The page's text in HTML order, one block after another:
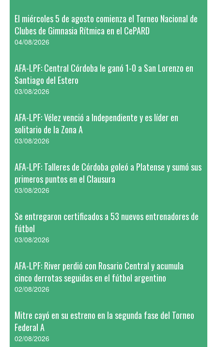
El miércoles 5 de agosto comienza el Torneo Nacional de
Clubes de Gimnasia Rítmica en el CePARD
04/08/2026
AFA-LPF: Central Córdoba le ganó 1-0 a San Lorenzo en
Santiago del Estero
03/08/2026
AFA-LPF: Vélez venció a Independiente y es líder en
solitario de la Zona A
03/08/2026
AFA-LPF: Talleres de Córdoba goleó a Platense y sumó sus
primeros puntos en el Clausura
03/08/2026
Se entregaron certificados a 53 nuevos entrenadores de
fútbol
03/08/2026
AFA-LPF: River perdió con Rosario Central y acumula
cinco derrotas seguidas en el fútbol argentino
02/08/2026
Mitre cayó en su estreno en la segunda fase del Torneo
Federal A
02/08/2026